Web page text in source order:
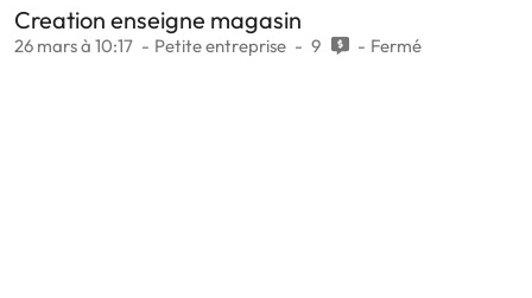
Creation enseigne magasin
26 mars à 10:17 Petite entreprise 9 Fermé